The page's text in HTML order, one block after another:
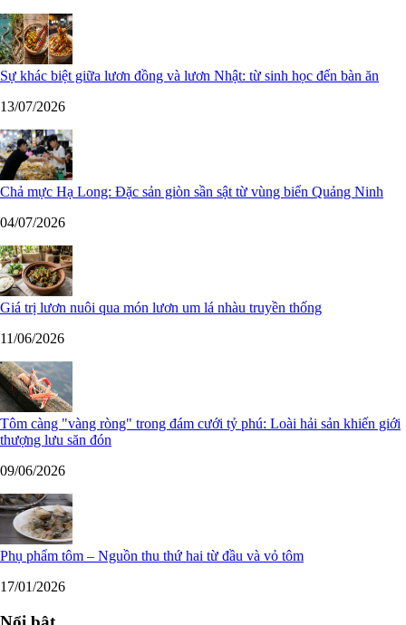
Sự khác biệt giữa lươn đồng và lươn Nhật: từ sinh học đến bàn ăn
13/07/2026
Chả mực Hạ Long: Đặc sản giòn sần sật từ vùng biển Quảng Ninh
04/07/2026
Giá trị lươn nuôi qua món lươn um lá nhàu truyền thống
11/06/2026
Tôm càng "vàng ròng" trong đám cưới tỷ phú: Loài hải sản khiến giới
thượng lưu săn đón
09/06/2026
Phụ phẩm tôm – Nguồn thu thứ hai từ đầu và vỏ tôm
17/01/2026